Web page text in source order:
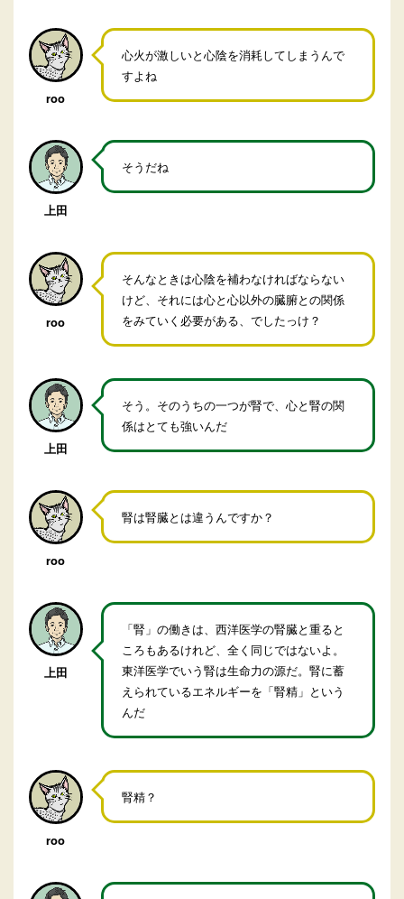
roo
心火が激しいと心陰を消耗してしまうんで
すよね
上田
そうだね
roo
そんなときは心陰を補わなければならない
けど、それには心と心以外の臓腑との関係
をみていく必要がある、でしたっけ？
上田
そう。そのうちの一つが腎で、心と腎の関
係はとても強いんだ
roo
腎は腎臓とは違うんですか？
上田
「腎」の働きは、西洋医学の腎臓と重ると
ころもあるけれど、全く同じではないよ。
東洋医学でいう腎は生命力の源だ。腎に蓄
えられているエネルギーを「腎精」という
んだ
roo
腎精？